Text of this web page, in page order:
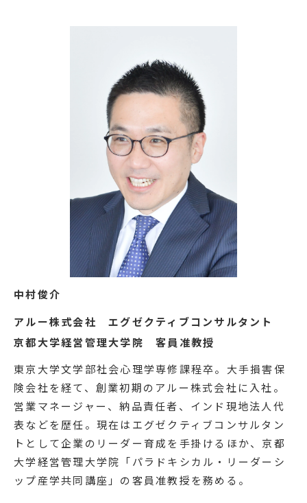
中村俊介
アルー株式会社 エグゼクティブコンサルタント
京都大学経営管理大学院 客員准教授
東京大学文学部社会心理学専修課程卒。大手損害保
険会社を経て、創業初期のアルー株式会社に入社。
営業マネージャー、納品責任者、インド現地法人代
表などを歴任。現在はエグゼクティブコンサルタン
トとして企業のリーダー育成を手掛けるほか、京都
大学経営管理大学院「パラドキシカル・リーダーシ
ップ産学共同講座」の客員准教授を務める。